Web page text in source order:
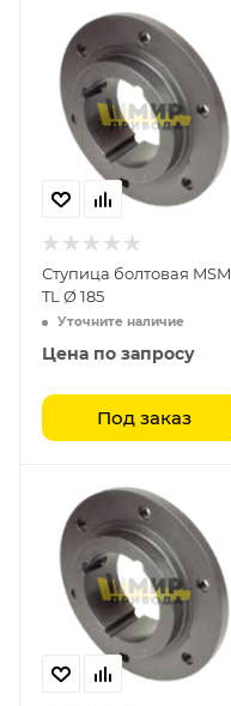
Ступица болтовая MSM.
TL Ø 185
Уточните наличие
Цена по запросу
Под заказ